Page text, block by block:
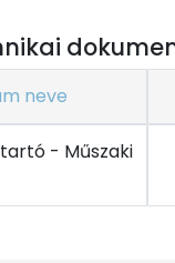
neve
tartó - Műszaki